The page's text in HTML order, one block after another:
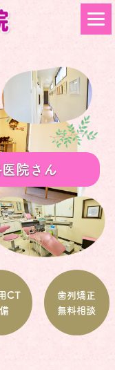
院さん
CT
歯列矯正
無料相談